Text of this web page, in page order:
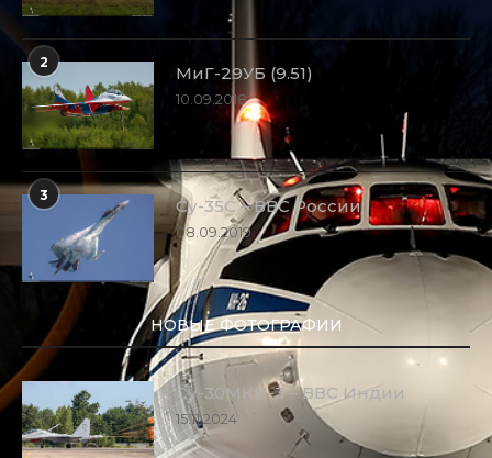
2
МиГ-29УБ (9.51)
10.09.2018
3
Су-35С – ВВС России
08.09.2019
НОВЫЕ ФОТОГРАФИИ
Су-30МКИ-3 – ВВС Индии
15.11.2024